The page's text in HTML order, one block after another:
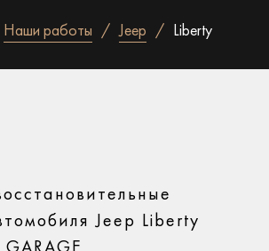
Наши работы Jeep Liberty
Jeep Liberty